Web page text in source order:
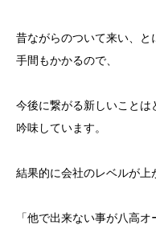
昔ながらのついて来い、
手間もかかるので、
今後に繋がる新しいことは
吟味しています。
結果的に会社のレベルが上
「他で出来ない事が八高